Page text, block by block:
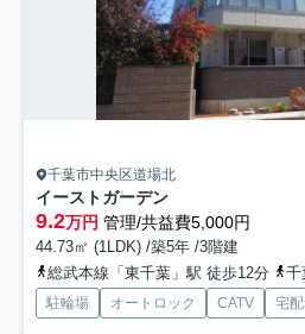
千葉市中央区道場北
イーストガーデン
9.2万円 管理/共益費5,000円
44.73㎡ (1LDK) /築5年 /3階建
総武本線「東千葉」駅 徒歩12分
千
駐輪場 オートロック CATV 宅